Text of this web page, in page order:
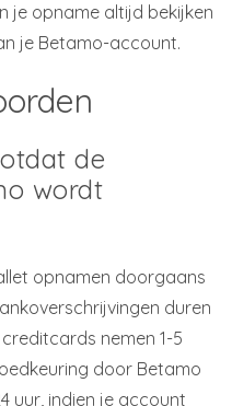
je opname altijd bekijken
je Betamo-account.
de
wordt
opnamen doorgaans
duren
nemen 1-5
door Betamo
uur, indien je account